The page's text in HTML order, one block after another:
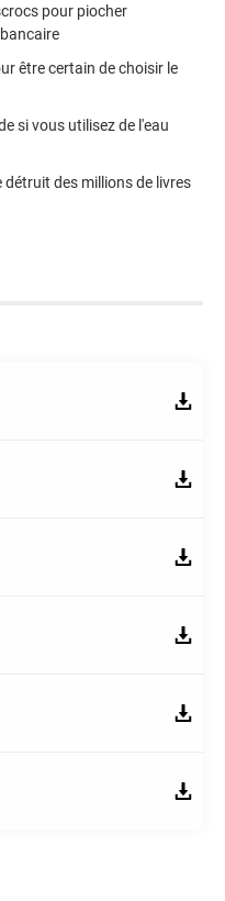
pour piocher
être certain de choisir le
si vous utilisez de l'eau
des millions de livres